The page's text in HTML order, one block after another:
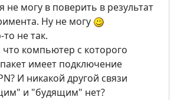
не могу в поверить в результат
Ну не могу
то не так.
компьютер с которого
имеет подключение
И никакой другой связи
и "будящим" нет?